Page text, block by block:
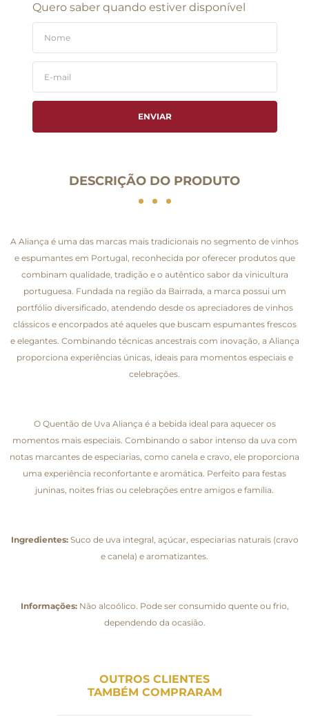
Quero saber quando estiver disponível
ENVIAR
DESCRIÇÃO DO PRODUTO
A Aliança é uma das marcas mais tradicionais no segmento de vinhos
e espumantes em Portugal, reconhecida por oferecer produtos que
combinam qualidade, tradição e o autêntico sabor da vinicultura
portuguesa. Fundada na região da Bairrada, a marca possui um
portfólio diversificado, atendendo desde os apreciadores de vinhos
clássicos e encorpados até aqueles que buscam espumantes frescos
e elegantes. Combinando técnicas ancestrais com inovação, a Aliança
proporciona experiências únicas, ideais para momentos especiais e
celebrações.
O Quentão de Uva Aliança é a bebida ideal para aquecer os
momentos mais especiais. Combinando o sabor intenso da uva com
notas marcantes de especiarias, como canela e cravo, ele proporciona
uma experiência reconfortante e aromática. Perfeito para festas
juninas, noites frias ou celebrações entre amigos e família.
Ingredientes:Suco de uva integral, açúcar, especiarias naturais (cravo
e canela) e aromatizantes.
Informações:Não alcoólico. Pode ser consumido quente ou frio,
dependendo da ocasião.
OUTROS CLIENTES
TAMBÉM COMPRARAM